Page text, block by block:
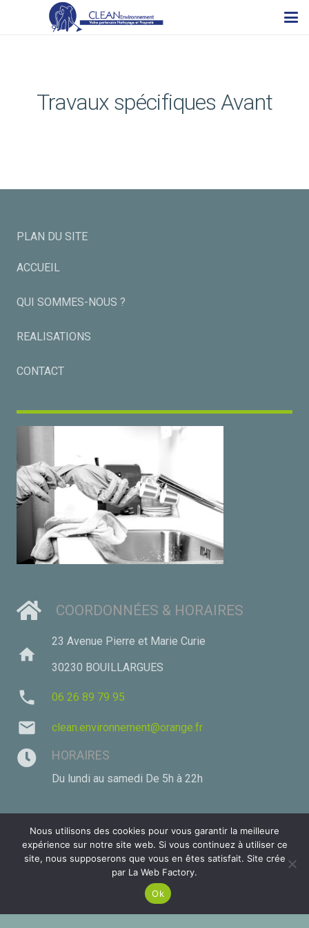
Travaux spécifiques Avant
PLAN DU SITE
ACCUEIL
QUI SOMMES-NOUS ?
REALISATIONS
CONTACT
COORDONNÉES & HORAIRES
home
23 Avenue Pierre et Marie Curie
30230 BOUILLARGUES
phone 06 26 89 79 95
mail clean.environnement@orange.fr
HORAIRES
Du lundi au samedi De 5h à 22h
MENTIONS LÉGALES
© 2026 Tous droits réservés.
Ce site utilise des cookies. Si vous continuez votre
navigation nous estimons que vous êtes en accord
Nous utilisons des cookies pour vous garantir la meilleure
expérience sur notre site web. Si vous continuez à utiliser ce
site, nous supposerons que vous en êtes satisfait. Site crée
par La Web Factory.
Ok